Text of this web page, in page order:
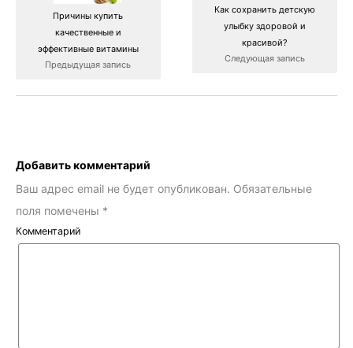
Причины купить
качественные и
эффективные витамины
Предыдущая запись
Как сохранить детскую
улыбку здоровой и
красивой?
Следующая запись
Добавить комментарий
Ваш адрес email не будет опубликован. Обязательные
поля помечены *
Комментарий